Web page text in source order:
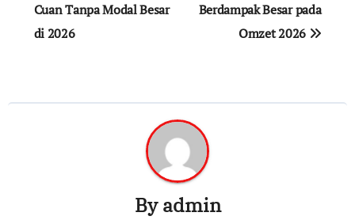
Cuan Tanpa Modal Besar
di 2026
Berdampak Besar pada
Omzet 2026
Byadmin